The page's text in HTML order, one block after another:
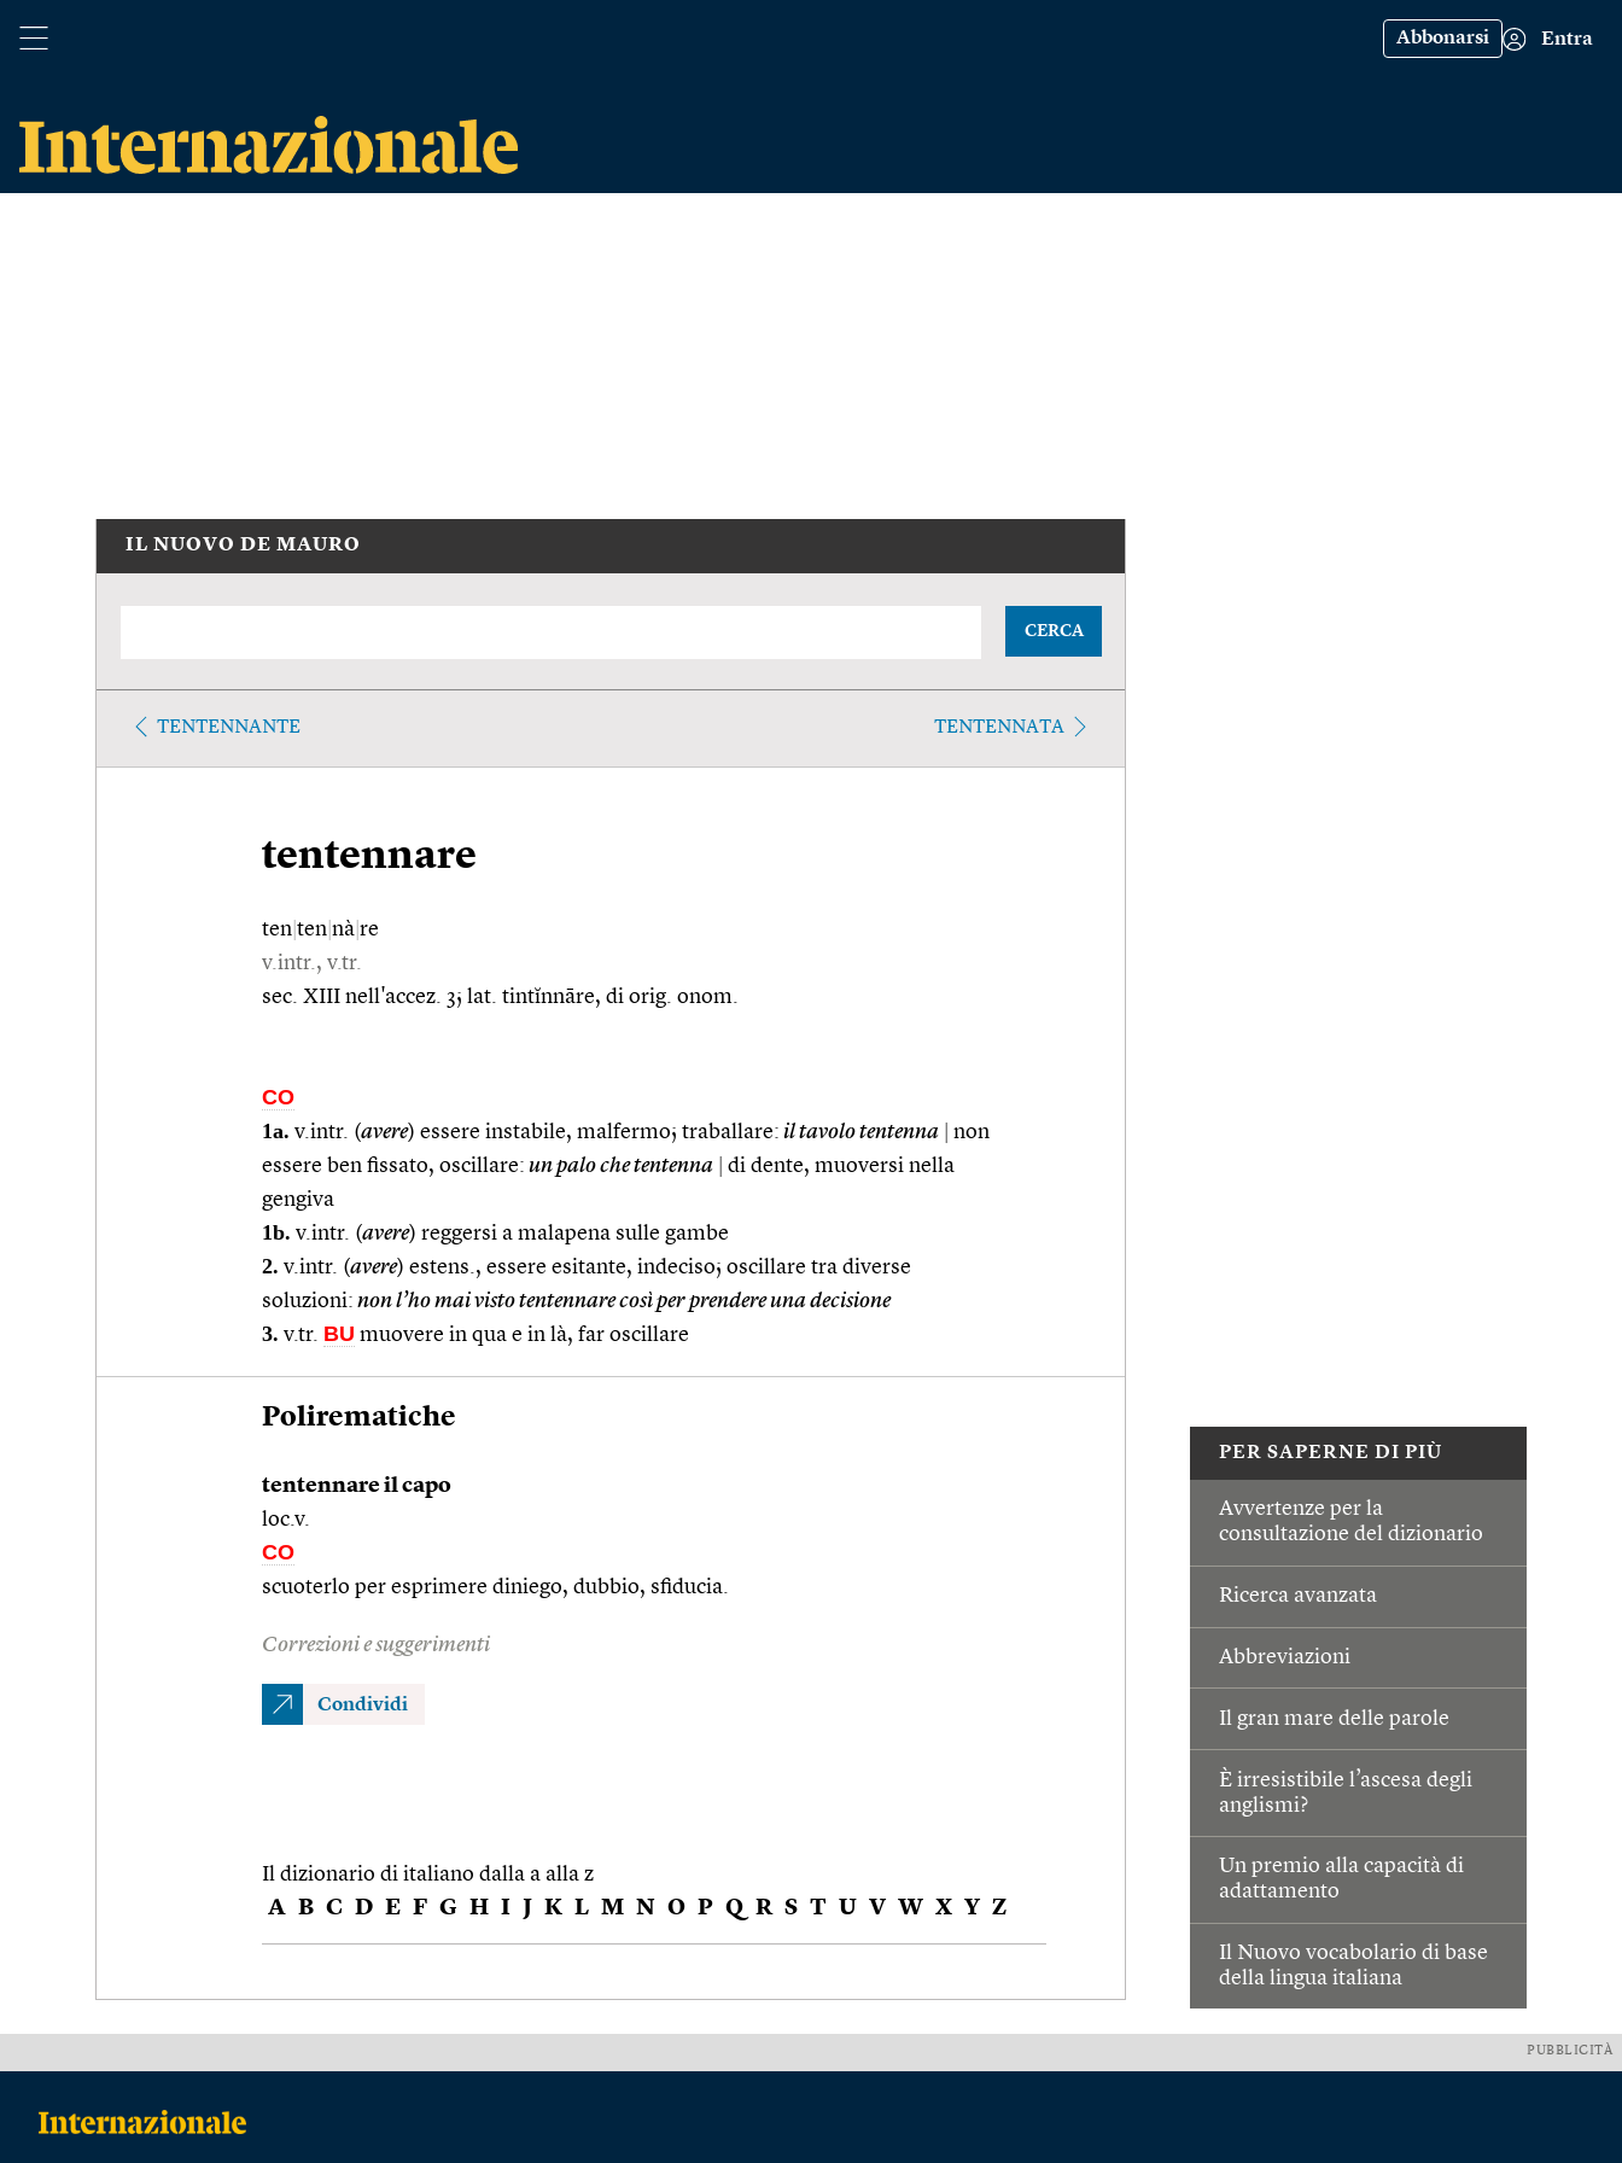
Abbonarsi Entra
PER SAPERNE DI PIÙ
Avvertenze per la
consultazione del dizionario
Ricerca avanzata
Abbreviazioni
Il gran mare delle parole
È irresistibile l’ascesa degli
anglismi?
Un premio alla capacità di
adattamento
Il Nuovo vocabolario di base
della lingua italiana
IL NUOVO DE MAURO
CERCA
TENTENNANTE TENTENNATA
tentennare
ten ten nà re
v.intr., v.tr.
sec. XIII nell'accez. 3; lat. tintĭnnāre, di orig. onom.
CO
1a. v.intr. (avere) essere instabile, malfermo; traballare: il tavolo tentenna
non
essere ben fissato, oscillare: un palo che tentenna
di dente, muoversi nella
gengiva
1b. v.intr. (avere) reggersi a malapena sulle gambe
2. v.intr. (avere) estens., essere esitante, indeciso; oscillare tra diverse
soluzioni: non l’ho mai visto tentennare così per prendere una decisione
3. v.tr. BU muovere in qua e in là, far oscillare
Polirematiche
tentennare il capo
loc.v.
CO
scuoterlo per esprimere diniego, dubbio, sfiducia.
Correzioni e suggerimenti
Condividi
Il dizionario di italiano dalla a alla z
A B C D E F G H I J K L M N O P Q R S T U V W X Y Z
PUBBLICITÀ